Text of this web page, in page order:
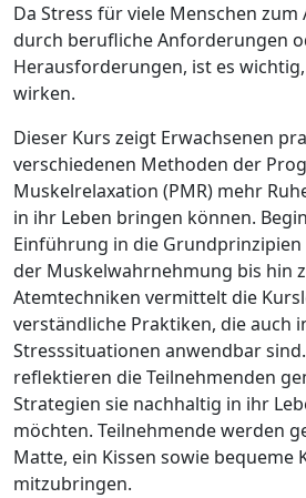
Da Stress für viele Menschen
durch berufliche Anforderungen
Herausforderungen, ist es
wirken.
Dieser Kurs zeigt Erwachsenen
verschiedenen Methoden der
Muskelrelaxation (PMR) mehr
in ihr Leben bringen können.
Einführung in die Grundprinzipien
der Muskelwahrnehmung bis hin
Atemtechniken vermittelt die
verständliche Praktiken, die auch
Stresssituationen anwendbar
reflektieren die Teilnehmenden
Strategien sie nachhaltig in ihr
möchten. Teilnehmende werden
Matte, ein Kissen sowie bequeme
mitzubringen.